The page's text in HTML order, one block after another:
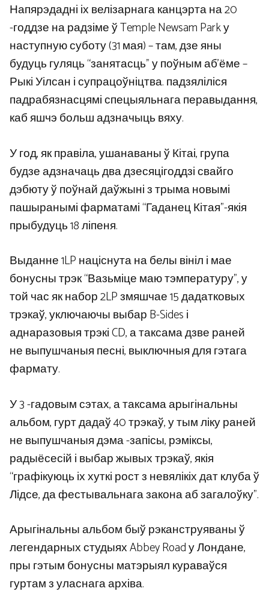
Напярэдадні іх велізарнага канцэрта на 20
-годдзе на радзіме ў Temple Newsam Park у
наступную суботу (31 мая) – там, дзе яны
будуць гуляць “занятасць” у поўным аб’ёме –
Рыкі Уілсан і супрацоўніцтва. падзяліліся
падрабязнасцямі спецыяльнага перавыдання,
каб яшчэ больш адзначыць вяху.
У год, як правіла, ушанаваны ў Кітаі, група
будзе адзначаць два дзесяцігоддзі свайго
дэбюту ў поўнай даўжыні з трыма новымі
пашыранымі фарматамі “Гаданец Кітая”-якія
прыбудуць 18 ліпеня.
Выданне 1LP націснута на белы вініл і мае
бонусны трэк “Вазьміце маю тэмпературу”, у
той час як набор 2LP змяшчае 15 дадатковых
трэкаў, уключаючы выбар B-Sides і
аднаразовыя трэкі CD, а таксама дзве раней
не выпушчаныя песні, выключныя для гэтага
фармату.
У 3 -гадовым сэтах, а таксама арыгінальны
альбом, гурт дадаў 40 трэкаў, у тым ліку раней
не выпушчаныя дэма -запісы, рэміксы,
радыёсесій і выбар жывых трэкаў, якія
“графікуюць іх хуткі рост з невялікіх дат клуба ў
Лідсе, да фестывальнага закона аб загалоўку”.
Арыгінальны альбом быў рэканструяваны ў
легендарных студыях Abbey Road у Лондане,
пры гэтым бонусны матэрыял кураваўся
гуртам з уласнага архіва.